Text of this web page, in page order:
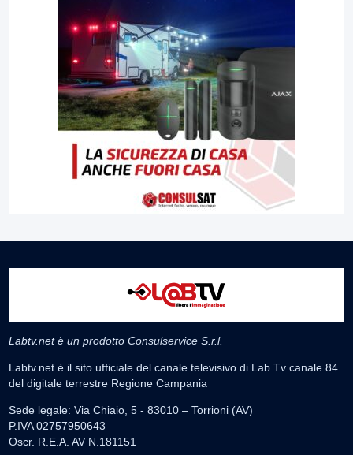
Labtv.net è un prodotto Consulservice S.r.l.
Labtv.net è il sito ufficiale del canale televisivo di Lab Tv canale 84
del digitale terrestre Regione Campania
Sede legale: Via Chiaio, 5 - 83010 – Torrioni (AV)
P.IVA 02757950643
Oscr. R.E.A. AV N.181151